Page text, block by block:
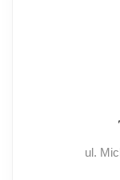
ul.